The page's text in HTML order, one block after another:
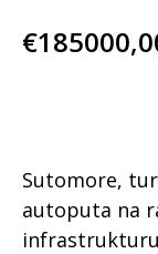
€
Sutomore,
autoputa na